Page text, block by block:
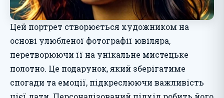
Цей портрет створюється художником на
основі улюбленої фотографії ювіляра,
перетворюючи її на унікальне мистецьке
полотно. Це подарунок, який зберігатиме
спогади та емоції, підкреслюючи важливість